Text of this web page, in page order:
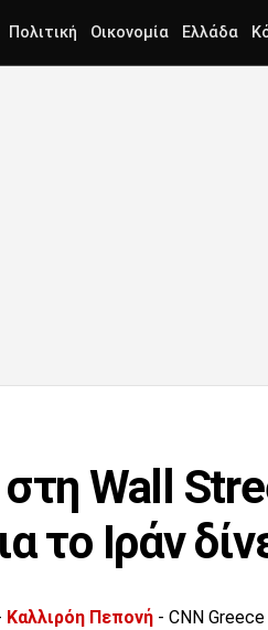
Πολιτική Οικονομία Ελλάδα
στη Wall
το Ιράν
Καλλιρόη Πεπονή - CNN Greece